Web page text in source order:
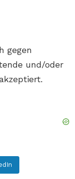
gegen
und/oder